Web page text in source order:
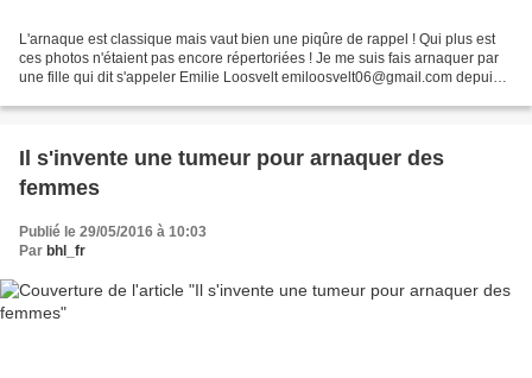
L'arnaque est classique mais vaut bien une piqûre de rappel ! Qui plus est
ces photos n'étaient pas encore répertoriées ! Je me suis fais arnaquer par
une fille qui dit s'appeler Emilie Loosvelt emiloosvelt06@gmail.com depuis
Il s'invente une tumeur pour arnaquer des
femmes
Publié le 29/05/2016 à 10:03
Par bhl_fr